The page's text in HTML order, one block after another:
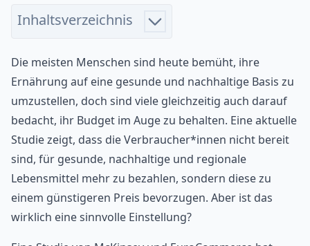
Die meisten Menschen sind heute bemüht, ihre
Ernährung auf eine gesunde und nachhaltige Basis zu
umzustellen, doch sind viele gleichzeitig auch darauf
bedacht, ihr Budget im Auge zu behalten. Eine aktuelle
Studie zeigt, dass die Verbraucher*innen nicht bereit
sind, für gesunde, nachhaltige und regionale
Lebensmittel mehr zu bezahlen, sondern diese zu
einem günstigeren Preis bevorzugen. Aber ist das
wirklich eine sinnvolle Einstellung?
Inhaltsverzeichnis